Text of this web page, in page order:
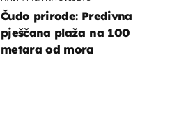
Čudo prirode: Predivna
pješčana plaža na 100
metara od mora